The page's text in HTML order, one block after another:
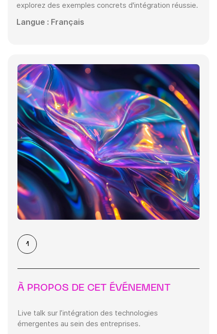
1
À PROPOS DE CET ÉVÉNEMENT
Live talk sur l’intégration des technologies
émergentes au sein des entreprises.
explorez des exemples concrets d'intégration réussie.
Langue : Français